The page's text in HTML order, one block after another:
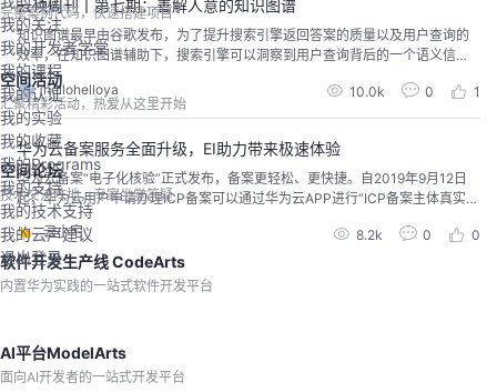
完整案例代码，快速搭建项目
空间活动
汇聚精彩活动，热爱从这里开始
空间论坛
技术交流阵地，专家坐堂答疑
软件开发生产线 CodeArts
内置华为实践的一站式软件开发平台
AI平台ModelArts
面向AI开发者的一站式开发平台
我的关注
我的开发者学堂
我的课程
我的认证
我的实验
我的收藏
我的Programs
我的支持
我的技术支持
我的云声建议
退出登录
云顶周刊丨第七期：善解人意的知识图谱
知识图谱最早由谷歌发布，为了提升搜索引擎返回答案的质量以及用户查询的
效率，在知识图谱辅助下，搜索引擎可以洞察到用户查询背后的一个语义信
息，然后返回更为精准结构化的信息，从而更大可能的去满足用户的一个查询
需求。hellohelloya 10.0k 0 1
华为云备案服务全面升级，EI助力带来极速体验
华为云备案“电子化核验”正式发布，备案更轻松、更快捷。自2019年9月12日
起，华为云用户申请办理ICP备案可以通过华为云APP进行“ICP备案主体真实身
份信息采集”和“备案材料电子化提交”，在线即可完成全流程信息填写提交和真
实身份核验，不再需要背景幕布前拍照核验等线下操作，极大的降低备案复杂
度，流程更简单、便捷。全面升级，5大特性带来极速备案服务体验 1、告
别幕布，华为云备案开启“刷脸”...
云小宅 8.2k 0 0